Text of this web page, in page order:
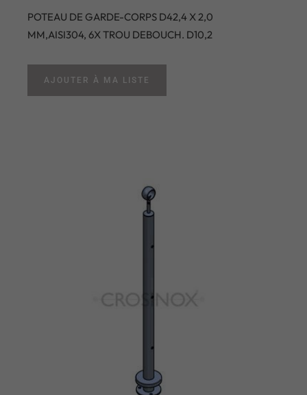
POTEAU DE GARDE-CORPS D42,4 X 2,0
MM,AISI304, 6X TROU DEBOUCH. D10,2
AJOUTER À MA LISTE